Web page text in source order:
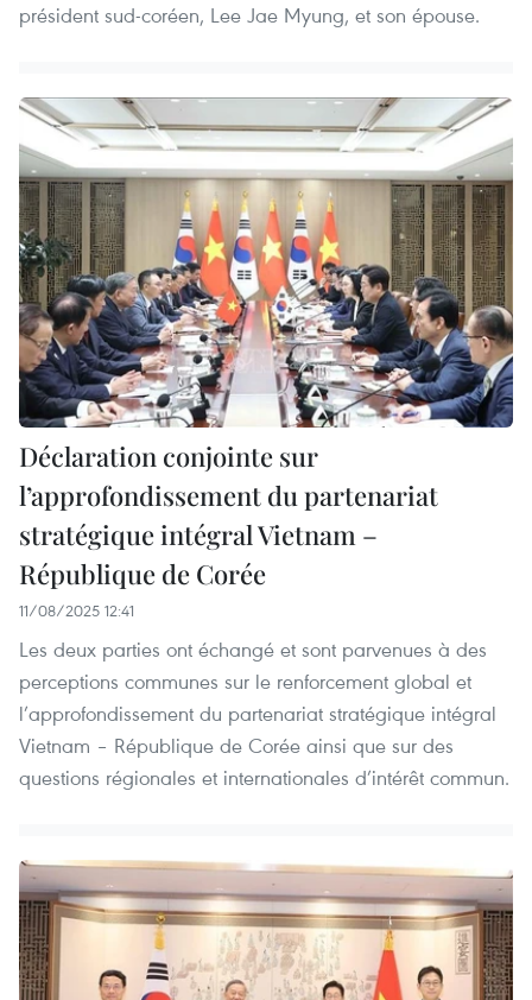
président sud-coréen, Lee Jae Myung, et son épouse.
Déclaration conjointe sur
l’approfondissement du partenariat
stratégique intégral Vietnam –
République de Corée
11/08/2025 12:41
Les deux parties ont échangé et sont parvenues à des
perceptions communes sur le renforcement global et
l’approfondissement du partenariat stratégique intégral
Vietnam – République de Corée ainsi que sur des
questions régionales et internationales d’intérêt commun.